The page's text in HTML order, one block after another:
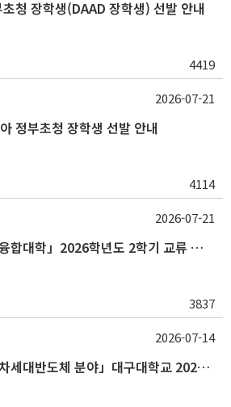
청 장학생(DAAD 장학생) 선발 안내
4419
정부초청 장학생 선발 안내
4114
2026-07-21
「에너지신산업 혁신융합대학」2026학년도 2학기 교류 수학 안내 (한양대)
3837
2026-07-21
「혁신융합대학사업 차세대반도체 분야」대구대학교 2026-2학기 교류수학 안내
2026-07-14